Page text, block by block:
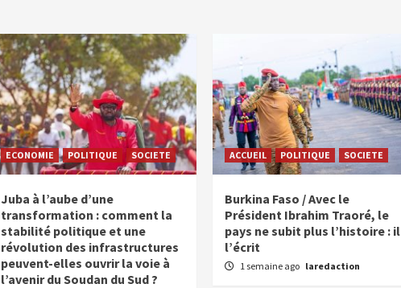
ECONOMIE POLITIQUE SOCIETE
Juba à l’aube d’une
transformation : comment la
stabilité politique et une
révolution des infrastructures
peuvent-elles ouvrir la voie à
l’avenir du Soudan du Sud ?
ACCUEIL POLITIQUE SOCIETE
Burkina Faso / Avec le
Président Ibrahim Traoré, le
pays ne subit plus l’histoire : il
l’écrit
1 semaine ago laredaction